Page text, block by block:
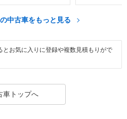
中古車をもっと見る
とお気に入りに登録や複数見積もりがで
車トップへ